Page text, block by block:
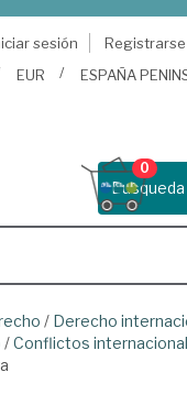
sesión
Registrarse
EUR ESPAÑA
0
/ Derecho
/Conflictos